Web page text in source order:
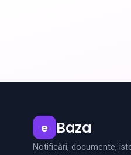
e Baza
Notificări, documente,